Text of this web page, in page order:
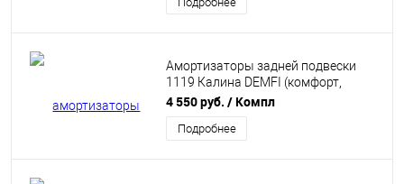
Амортизаторы задней подвески
1119 Калина DEMFI (комфорт,
газомасляные) 2шт SRC1910
4 550 руб. / Компл
Подробнее